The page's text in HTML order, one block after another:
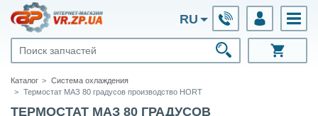
RU
Каталог
Система охлаждения
Термостат МАЗ 80 градусов производство HORT
ТЕРМОСТАТ МАЗ 80 ГРАДУСОВ